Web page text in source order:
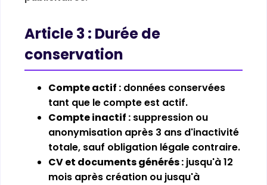
Article 3 : Durée de
conservation
Compte actif : données conservées
tant que le compte est actif.
Compte inactif : suppression ou
anonymisation après 3 ans d'inactivité
totale, sauf obligation légale contraire.
CV et documents générés : jusqu'à 12
mois après création ou jusqu'à